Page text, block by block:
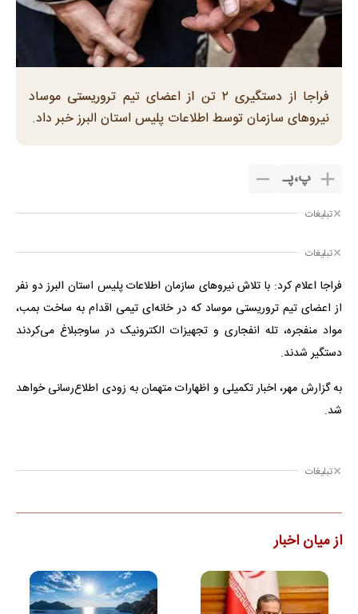
فراجا از دستگیری ۲ تن از اعضای تیم تروریستی موساد
نیروهای سازمان توسط اطلاعات پلیس استان البرز خبر داد.
پ،پـ
تبلیغات
تبلیغات
فراجا اعلام کرد: با تلاش نیروهای سازمان اطلاعات پلیس استان البرز دو نفر
از اعضای تیم تروریستی موساد که در خانه‌ای تیمی اقدام به ساخت بمب،
مواد منفجره، تله انفجاری و تجهیزات الکترونیک در ساوجبلاغ می‌کردند
دستگیر شدند.
به گزارش مهر، اخبار تکمیلی و اظهارات متهمان به زودی اطلاع‌رسانی خواهد
شد.
تبلیغات
از میان اخبار